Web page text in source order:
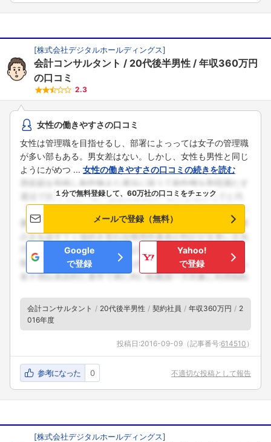
[株式会社デジタルホールディングス]
会計コンサルタント 20代後半男性
年収360万円
の口コミ
2.3
女性の働きやすさの口コミ
女性は管理職を目指せるし、部署によっっては女子の管理職
が多い部もある。男女差はない。しかし、女性も男性と同じ
ようにがめつ ... 女性の働きやすさの口コミの続きを読む
１分で無料登録して、60万社の口コミをチェック
メールで登録（無料）
Google
で登録
Yahoo!
で登録
会計コンサルタント 20代後半男性 契約社員 年収360万円
2
016年度
投稿日:2016-09-09 （記事番号:614510 ）
参考になった 0 不適切な投稿として報告
[株式会社デジタルホールディングス]